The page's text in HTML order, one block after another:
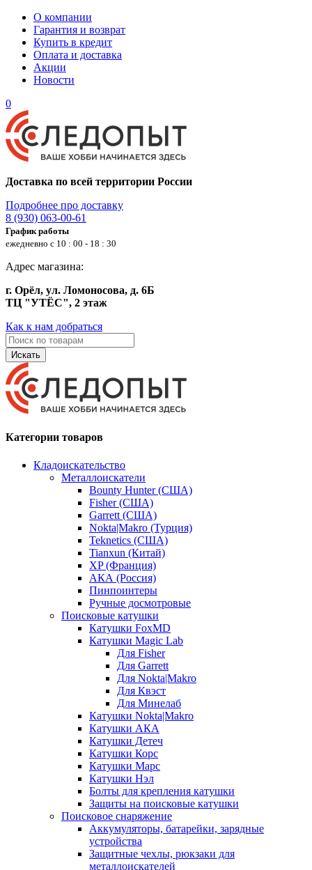
О компании
Гарантия и возврат
Купить в кредит
Оплата и доставка
Акции
Новости
0
Доставка по всей территории России
Подробнее про доставку
8 (930) 063-00-61
График работы
ежедневно с 10 : 00 - 18 : 30
Адрес магазина:
г. Орёл, ул. Ломоносова, д. 6Б
ТЦ "УТЁС", 2 этаж
Как к нам добраться
Искать
Категории товаров
Кладоискательство
Металлоискатели
Bounty Hunter (США)
Fisher (США)
Garrett (США)
Nokta|Makro (Турция)
Teknetics (США)
Tianxun (Китай)
XP (Франция)
АКА (Россия)
Пинпоинтеры
Ручные досмотровые
Поисковые катушки
Катушки FoxMD
Катушки Magic Lab
Для Fisher
Для Garrett
Для Nokta|Makro
Для Квэст
Для Минелаб
Катушки Nokta|Makro
Катушки АКА
Катушки Детеч
Катушки Корс
Катушки Марс
Катушки Нэл
Болты для крепления катушки
Защиты на поисковые катушки
Поисковое снаряжение
Аккумуляторы, батарейки, зарядные
устройства
Защитные чехлы, рюкзаки для
металлоискателей